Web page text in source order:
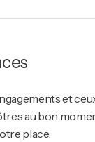
et
au bon
place.